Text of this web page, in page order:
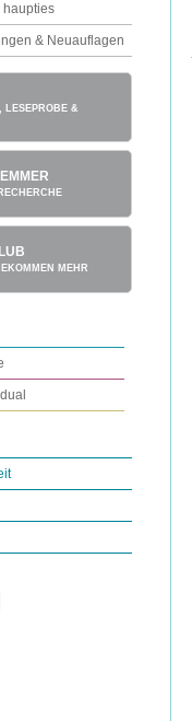
haupties
& Neuauflagen
LESEPROBE &
MEHR